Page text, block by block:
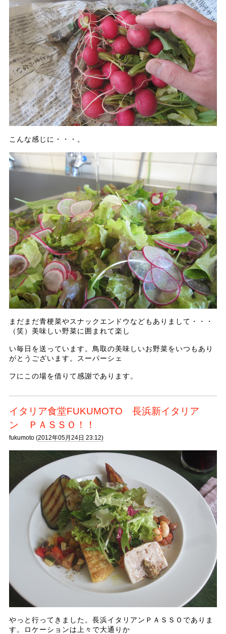
こんな感じに・・・。
まだまだ青梗菜やスナックエンドウなどもありまして・・・
（笑）美味しい野菜に囲まれて楽し
い毎日を送っています。鳥取の美味しいお野菜をいつもあり
がとうございます。スーパーシェ
フにこの場を借りて感謝であります。
イタリア食堂FUKUMOTO 長浜新イタリア
ン ＰＡＳＳＯ！！
fukumoto (2012年05月24日 23:12)
やっと行ってきました。長浜イタリアンＰＡＳＳＯでありま
す。ロケーションは上々で大通りか